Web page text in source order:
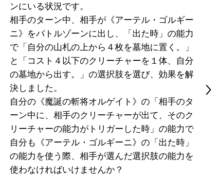
ンにいる状況です。
相手のターン中、相手が《アーテル・ゴルギー
ニ》をバトルゾーンに出し、「出た時」の能力
で「自分の山札の上から４枚を墓地に置く。」
と「コスト４以下のクリーチャーを１体、自分
の墓地から出す。」の選択肢を選び、効果を解
決しました。
自分の《魔誕の斬将オルゲイト》の「相手のタ
ーン中に、相手のクリーチャーが出て、そのク
リーチャーの能力がトリガーした時」の能力で
自分も《アーテル・ゴルギーニ》の「出た時」
の能力を使う際、相手が選んだ選択肢の能力を
使わなければいけませんか？